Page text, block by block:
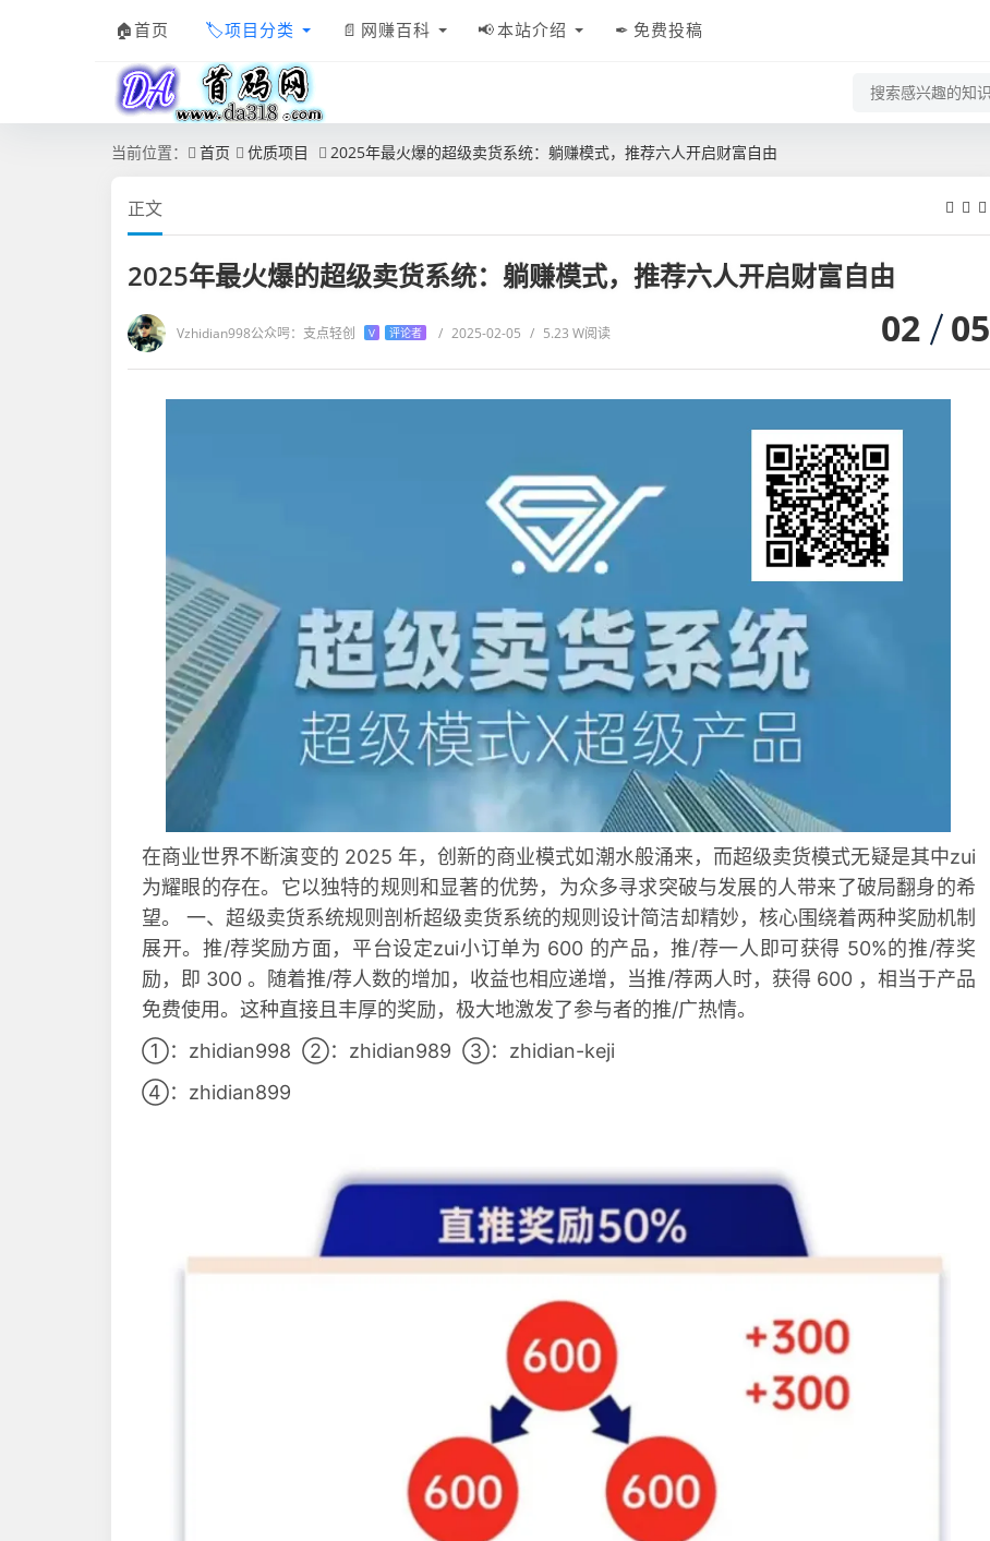
首页 项目分类 网赚百科 本站介绍 免费投稿
当前位置： 首页 优质项目 2025年最火爆的超级卖货系统：躺赚模式，推荐六人开启财富自由
正文
2025年最火爆的超级卖货系统：躺赚模式，推荐六人开启财富自由
Vzhidian998公众呺：支点轻创 V 评论者 / 2025-02-05 / 5.23 W阅读 02 05
在商业世界不断演变的 2025 年，创新的商业模式如潮水般涌来，而超级卖货模式无疑是其中zui
为耀眼的存在。它以独特的规则和显著的优势，为众多寻求突破与发展的人带来了破局翻身的希
望。 一、超级卖货系统规则剖析超级卖货系统的规则设计简洁却精妙，核心围绕着两种奖励机制
展开。推/荐奖励方面，平台设定zui小订单为 600 的产品，推/荐一人即可获得 50%的推/荐奖
励，即 300 。随着推/荐人数的增加，收益也相应递增，当推/荐两人时，获得 600 ，相当于产品
免费使用。这种直接且丰厚的奖励，极大地激发了参与者的推/广热情。
①：zhidian998 ②：zhidian989 ③：zhidian-keji
④：zhidian899